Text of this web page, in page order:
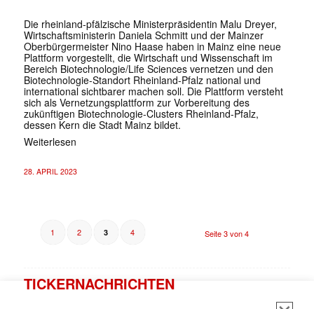
Die rheinland-pfälzische Ministerpräsidentin Malu Dreyer,
Wirtschaftsministerin Daniela Schmitt und der Mainzer
Oberbürgermeister Nino Haase haben in Mainz eine neue
Plattform vorgestellt, die Wirtschaft und Wissenschaft im
Bereich Biotechnologie/Life Sciences vernetzen und den
Biotechnologie-Standort Rheinland-Pfalz national und
international sichtbarer machen soll. Die Plattform versteht
sich als Vernetzungsplattform zur Vorbereitung des
zukünftigen Biotechnologie-Clusters Rheinland-Pfalz,
dessen Kern die Stadt Mainz bildet.
Weiterlesen
28. APRIL 2023
Seite 3 von 4
1 2 3 4
TICKERNACHRICHTEN